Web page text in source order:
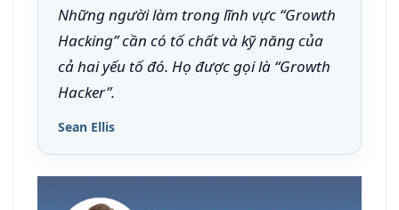
Những người làm trong lĩnh vực “Growth
Hacking” cần có tố chất và kỹ năng của
cả hai yếu tố đó. Họ được gọi là “Growth
Hacker”.
Sean Ellis